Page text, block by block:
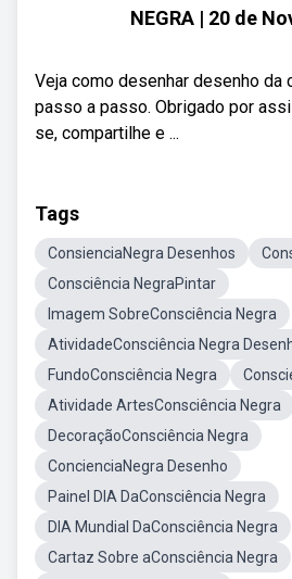
NEGRA | 20 de
Veja como desenhar desenho da
passo a passo. Obrigado por
se, compartilhe e ...
Tags
ConsienciaNegra Desenhos
Consciência NegraPintar
Imagem SobreConsciência Negra
AtividadeConsciência Negra
FundoConsciência Negra
Atividade ArtesConsciência Negra
DecoraçãoConsciência Negra
ConcienciaNegra Desenho
Painel DIA DaConsciência Negra
DIA Mundial DaConsciência Negra
Cartaz Sobre aConsciência Negra